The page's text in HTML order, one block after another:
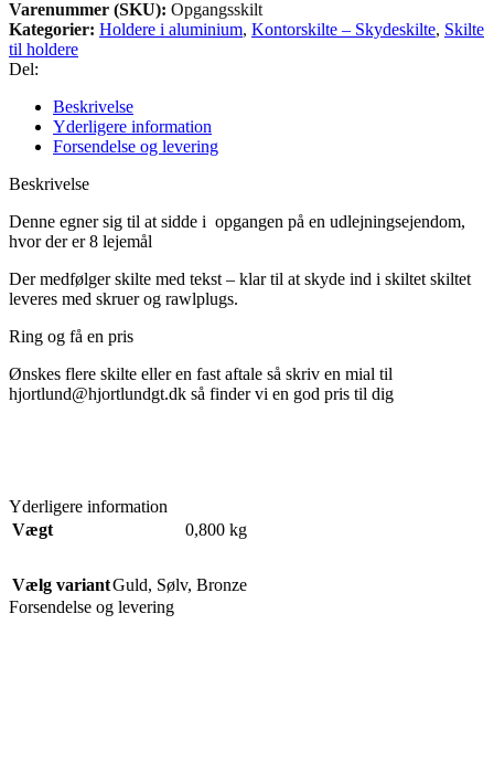
Varenummer (SKU): Opgangsskilt
Kategorier: Holdere i aluminium, Kontorskilte – Skydeskilte, Skilte
til holdere
Del:
Beskrivelse
Yderligere information
Forsendelse og levering
Beskrivelse
Denne egner sig til at sidde i opgangen på en udlejningsejendom,
hvor der er 8 lejemål
Der medfølger skilte med tekst – klar til at skyde ind i skiltet skiltet
leveres med skruer og rawlplugs.
Ring og få en pris
Ønskes flere skilte eller en fast aftale så skriv en mial til
hjortlund@hjortlundgt.dk så finder vi en god pris til dig
Yderligere information
Vægt
0,800 kg
Vælg variantGuld, Sølv, Bronze
Forsendelse og levering